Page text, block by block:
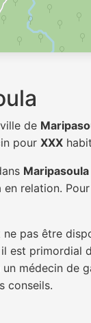
de
pour XXX
Maripasoula
relation.
pas être
est
médecin de
conseils.